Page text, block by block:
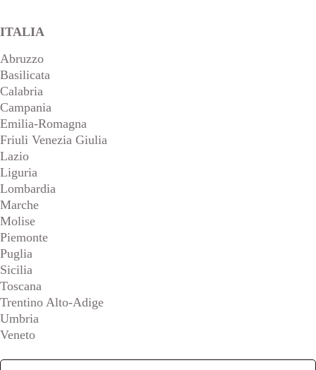
ITALIA
Abruzzo
Basilicata
Calabria
Campania
Emilia-Romagna
Friuli Venezia Giulia
Lazio
Liguria
Lombardia
Marche
Molise
Piemonte
Puglia
Sicilia
Toscana
Trentino Alto-Adige
Umbria
Veneto